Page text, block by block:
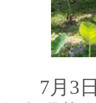
7月3日